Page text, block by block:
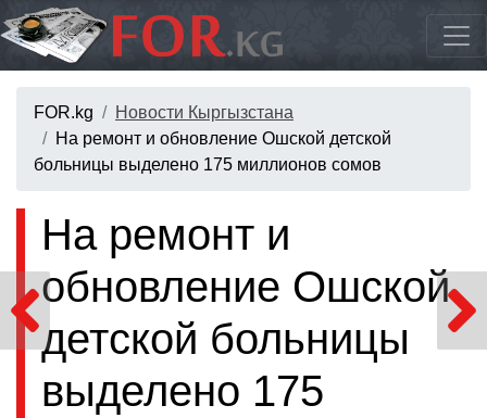
FOR.kg
Новости Кыргызстана
На ремонт и обновление Ошской детской
больницы выделено 175 миллионов сомов
На ремонт и
обновление Ошской
детской больницы
выделено 175